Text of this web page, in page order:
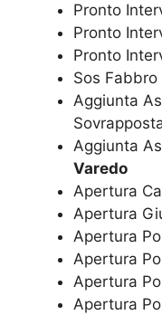
Pronto
Pronto
Pronto
Sos Fabbro
Aggiunta
Aggiunta
Varedo
Apertura
Apertura
Apertura
Apertura
Apertura
Apertura